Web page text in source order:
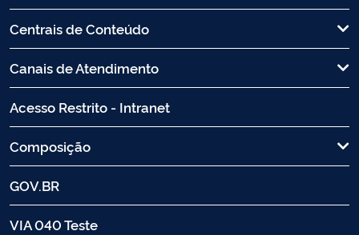
Centrais de Conteúdo
Canais de Atendimento
Acesso Restrito - Intranet
Composição
GOV.BR
VIA 040 Teste